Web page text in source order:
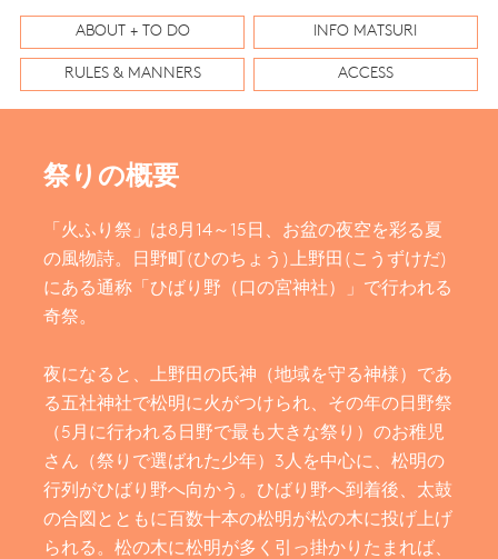
ABOUT + TO DO INFO MATSURI
RULES & MANNERS ACCESS
祭りの概要
「火ふり祭」は8月14～15日、お盆の夜空を彩る夏
の風物詩。日野町(ひのちょう)上野田(こうずけだ)
にある通称「ひばり野（口の宮神社）」で行われる
奇祭。
夜になると、上野田の氏神（地域を守る神様）であ
る五社神社で松明に火がつけられ、その年の日野祭
（5月に行われる日野で最も大きな祭り）のお稚児
さん（祭りで選ばれた少年）3人を中心に、松明の
行列がひばり野へ向かう。ひばり野へ到着後、太鼓
の合図とともに百数十本の松明が松の木に投げ上げ
られる。松の木に松明が多く引っ掛かりたまれば、